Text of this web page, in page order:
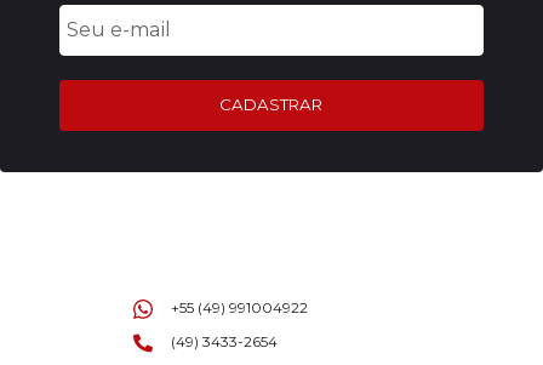
CADASTRAR
+55 (49) 991004922
(49) 3433-2654